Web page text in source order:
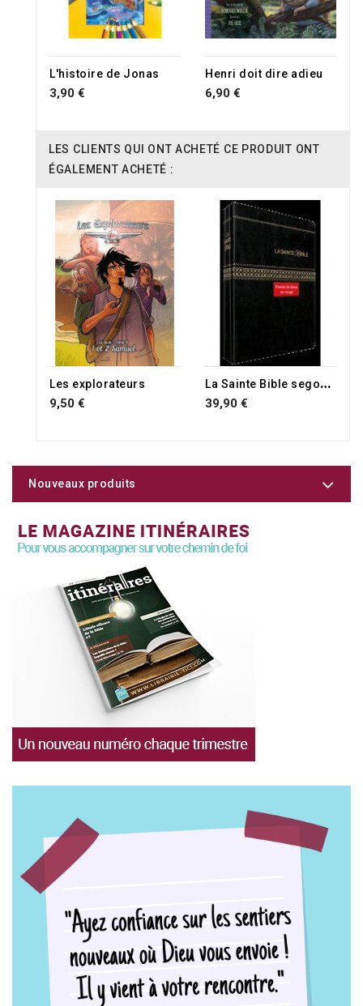
L'histoire de Jonas
3,90 €
Henri doit dire adieu
6,90 €
LES CLIENTS QUI ONT ACHETÉ CE PRODUIT ONT
ÉGALEMENT ACHETÉ :
Les explorateurs
9,50 €
L
a Sainte Bible segond 1910 Couverture souple noire similicuir avec onglets et tranche dorée gros caractères
39,90 €
Nouveaux produits